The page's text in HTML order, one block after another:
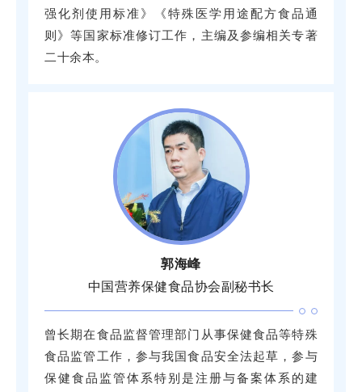
强化剂使用标准》《特殊医学用途配方食品通
则》等国家标准修订工作，主编及参编相关专著
二十余本。
郭海峰
中国营养保健食品协会副秘书长
曾长期在食品监督管理部门从事保健食品等特殊
食品监管工作，参与我国食品安全法起草，参与
保健食品监管体系特别是注册与备案体系的建